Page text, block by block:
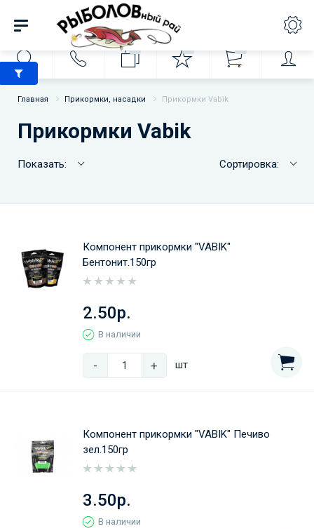
Главная Прикормки, насадки Прикормки Vabik
Прикормки Vabik
Показать: Сортировка:
Компонент прикормки "VABIK"
Бентонит.150гр
2.50р.
В наличии
- + шт
Компонент прикормки "VABIK" Печиво
зел.150гр
3.50р.
В наличии